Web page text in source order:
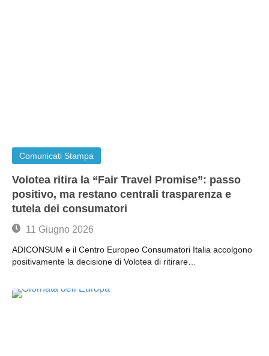
Comunicati Stampa
Volotea ritira la “Fair Travel Promise”: passo
positivo, ma restano centrali trasparenza e
tutela dei consumatori
11 Giugno 2026
ADICONSUM e il Centro Europeo Consumatori Italia accolgono
positivamente la decisione di Volotea di ritirare…